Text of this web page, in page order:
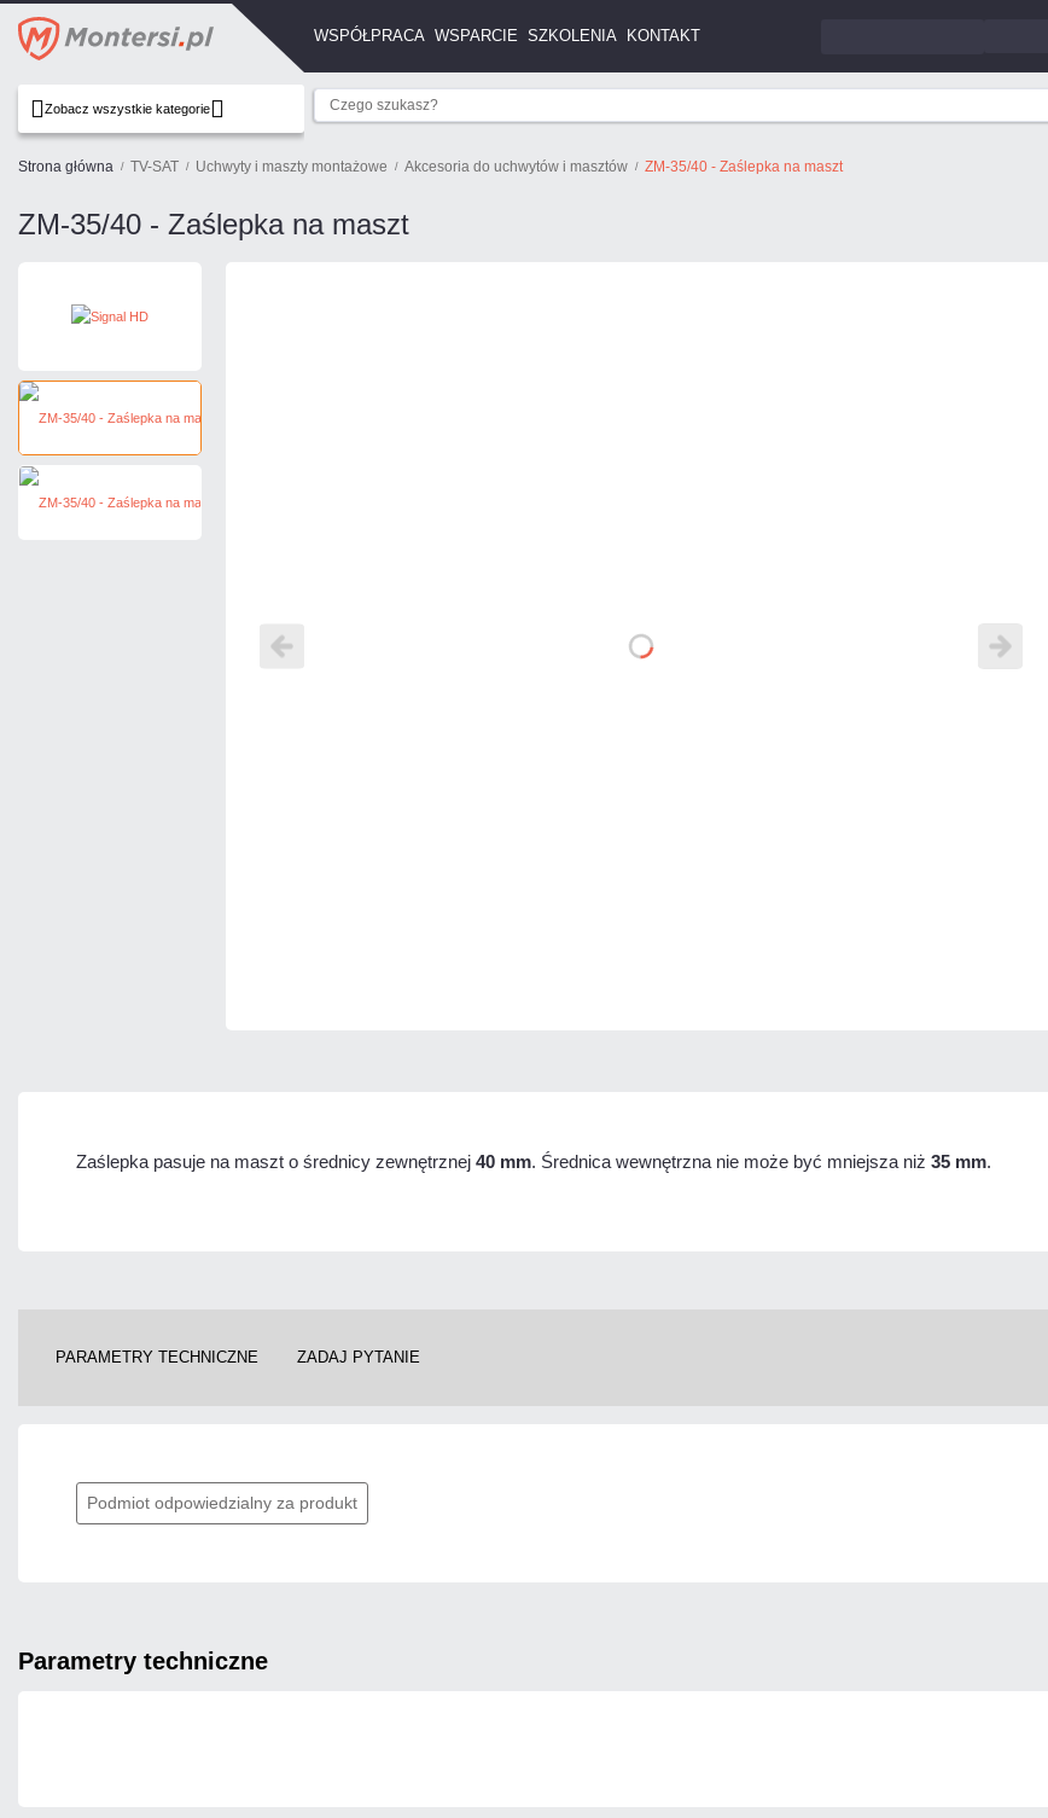
WSPÓŁPRACA WSPARCIE SZKOLENIA KONTAKT
Zobacz wszystkie kategorie
Strona główna TV-SAT Uchwyty i maszty montażowe Akcesoria do uchwytów i masztów ZM-35/40 - Zaślepka na maszt
ZM-35/40 - Zaślepka na maszt
Zaślepka pasuje na maszt o średnicy zewnętrznej 40 mm. Średnica wewnętrzna nie może być mniejsza niż 35 mm.
PARAMETRY TECHNICZNE ZADAJ PYTANIE
Podmiot odpowiedzialny za produkt
parametry techniczne